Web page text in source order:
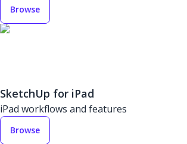
Browse
SketchUp for iPad
iPad workflows and features
Browse